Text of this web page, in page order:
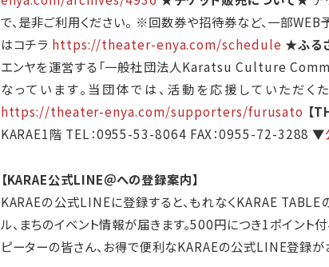
で、是非ご利用ください。 ※回数券や招待券など、一部
はコチラ https://theater-enya.com/schedule ★ふる
エンヤを運営する「一般社団法人Karatsu Culture
なっています。当団体では、活動を応援していただ
https://theater-enya.com/supporters/furusato 【
KARAE1階 TEL：0955-53-8064 FAX：0955-72-3288 ▼
【KARAE公式LINE＠への登録案内】
KARAEの公式LINEに登録すると、もれなくKARAE TABLE
ル、まちのイベント情報が届きます。500円につき1ポイント
ピーターの皆さん、お得で便利なKARAEの公式LINE登録